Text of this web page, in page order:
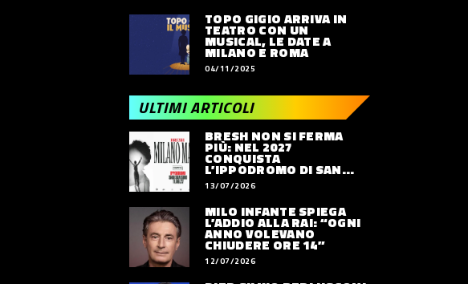
TOPO GIGIO ARRIVA IN
TEATRO CON UN
MUSICAL, LE DATE A
MILANO E ROMA
04/11/2025
ULTIMI ARTICOLI
BRESH NON SI FERMA
PIÙ: NEL 2027
CONQUISTA
L’IPPODROMO DI SAN
SIRO CON “MILANO
MAREA”
13/07/2026
MILO INFANTE SPIEGA
L’ADDIO ALLA RAI: “OGNI
ANNO VOLEVANO
CHIUDERE ORE 14”
12/07/2026